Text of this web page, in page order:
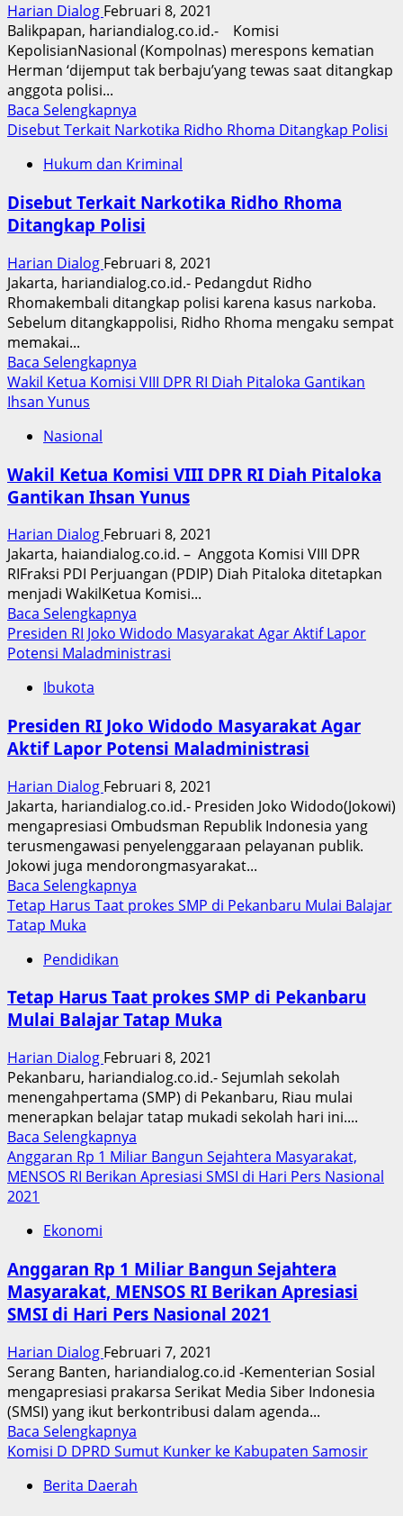
Harian Dialog Februari 8, 2021
Balikpapan, hariandialog.co.id.- Komisi
KepolisianNasional (Kompolnas) merespons kematian
Herman ‘dijemput tak berbaju’yang tewas saat ditangkap
anggota polisi...
Baca Selengkapnya
more
Kompolnas
Kamatian
Herman
Disebut Terkait Narkotika Ridho Rhoma Ditangkap Polisi
Hukum dan Kriminal
Disebut Terkait Narkotika Ridho Rhoma
Ditangkap Polisi
Harian Dialog Februari 8, 2021
Jakarta, hariandialog.co.id.- Pedangdut Ridho
Rhomakembali ditangkap polisi karena kasus narkoba.
Sebelum ditangkappolisi, Ridho Rhoma mengaku sempat
memakai...
Baca Selengkapnya
more
Ridho
Rhoma
Polisi
Wakil Ketua Komisi VIII DPR RI Diah Pitaloka Gantikan
Ihsan Yunus
Nasional
Wakil Ketua Komisi VIII DPR RI Diah Pitaloka
Gantikan Ihsan Yunus
Harian Dialog Februari 8, 2021
Jakarta, haiandialog.co.id. – Anggota Komisi VIII DPR
RIFraksi PDI Perjuangan (PDIP) Diah Pitaloka ditetapkan
menjadi WakilKetua Komisi...
Baca Selengkapnya
more
about
VIII
DPR
Diah
Pitaloka
Gantikan
Ihsan
Yunus
Presiden RI Joko Widodo Masyarakat Agar Aktif Lapor
Potensi Maladministrasi
Ibukota
Presiden RI Joko Widodo Masyarakat Agar
Aktif Lapor Potensi Maladministrasi
Harian Dialog Februari 8, 2021
Jakarta, hariandialog.co.id.- Presiden Joko Widodo(Jokowi)
mengapresiasi Ombudsman Republik Indonesia yang
terusmengawasi penyelenggaraan pelayanan publik.
Jokowi juga mendorongmasyarakat...
Baca Selengkapnya
more
Widodo
Masyarakat
Aktif
Lapor
Potensi
Maladministrasi
Tetap Harus Taat prokes SMP di Pekanbaru Mulai Balajar
Tatap Muka
Pendidikan
Tetap Harus Taat prokes SMP di Pekanbaru
Mulai Balajar Tatap Muka
Harian Dialog Februari 8, 2021
Pekanbaru, hariandialog.co.id.- Sejumlah sekolah
menengahpertama (SMP) di Pekanbaru, Riau mulai
menerapkan belajar tatap mukadi sekolah hari ini....
Baca Selengkapnya
more
about
SMP
di
Pekanbaru
Balajar
Tatap
Muka
Anggaran Rp 1 Miliar Bangun Sejahtera Masyarakat,
MENSOS RI Berikan Apresiasi SMSI di Hari Pers Nasional
2021
Ekonomi
Anggaran Rp 1 Miliar Bangun Sejahtera
Masyarakat, MENSOS RI Berikan Apresiasi
SMSI di Hari Pers Nasional 2021
Harian Dialog Februari 7, 2021
Serang Banten, hariandialog.co.id -Kementerian Sosial
mengapresiasi prakarsa Serikat Media Siber Indonesia
(SMSI) yang ikut berkontribusi dalam agenda...
Baca Selengkapnya
more
Anggaran
Komisi D DPRD Sumut Kunker ke Kabupaten Samosir
Berita Daerah